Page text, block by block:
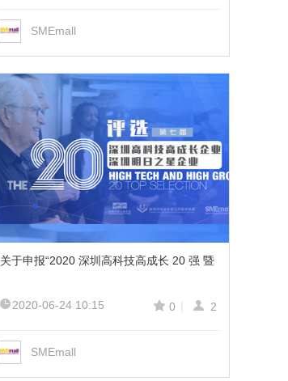
SMEmall
关于申报“2020 深圳高科技高成长 20 强 暨
0 | 2
2020-06-24 10:15
SMEmall